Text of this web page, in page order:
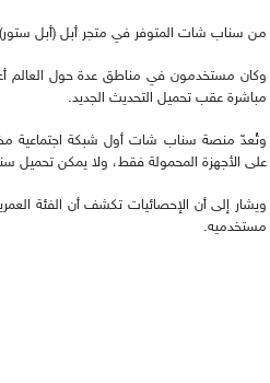
من سناب شات المتوفر في متجر أبل (أبل
وكان مستخدمون في مناطق عدة حول العالم
مباشرة عقب تحميل التحديث الجديد.
وتُعدّ منصة سناب شات أول شبكة اجتماعية
على الأجهزة المحمولة فقط، ولا يمكن
مستخدميه.